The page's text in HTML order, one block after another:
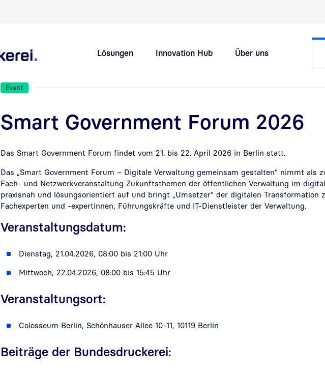
Lösungen Innovation Hub Über uns
Event
Smart Government Forum 2026
Das Smart Government Forum findet vom 21. bis 22. April 2026 in Berlin statt.
Das „Smart Government Forum – Digitale Verwaltung gemeinsam gestalten“ nimmt als
Fach- und Netzwerkveranstaltung Zukunftsthemen der öffentlichen Verwaltung im
praxisnah und lösungsorientiert auf und bringt „Umsetzer“ der digitalen Transformation
Fachexperten und -expertinnen, Führungskräfte und IT-Dienstleister der Verwaltung.
Veranstaltungsdatum:
Dienstag, 21.04.2026, 08:00 bis 21:00 Uhr
Mittwoch, 22.04.2026, 08:00 bis 15:45 Uhr
Veranstaltungsort:
Colosseum Berlin, Schönhauser Allee 10-11, 10119 Berlin
Beiträge der Bundesdruckerei: